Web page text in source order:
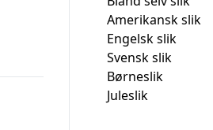
Amerikansk slik
Engelsk slik
Svensk slik
Børneslik
Juleslik